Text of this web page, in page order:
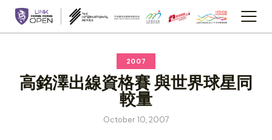
2007
高銘澤出線資格賽 與世界球星同
較量
October 10, 2007